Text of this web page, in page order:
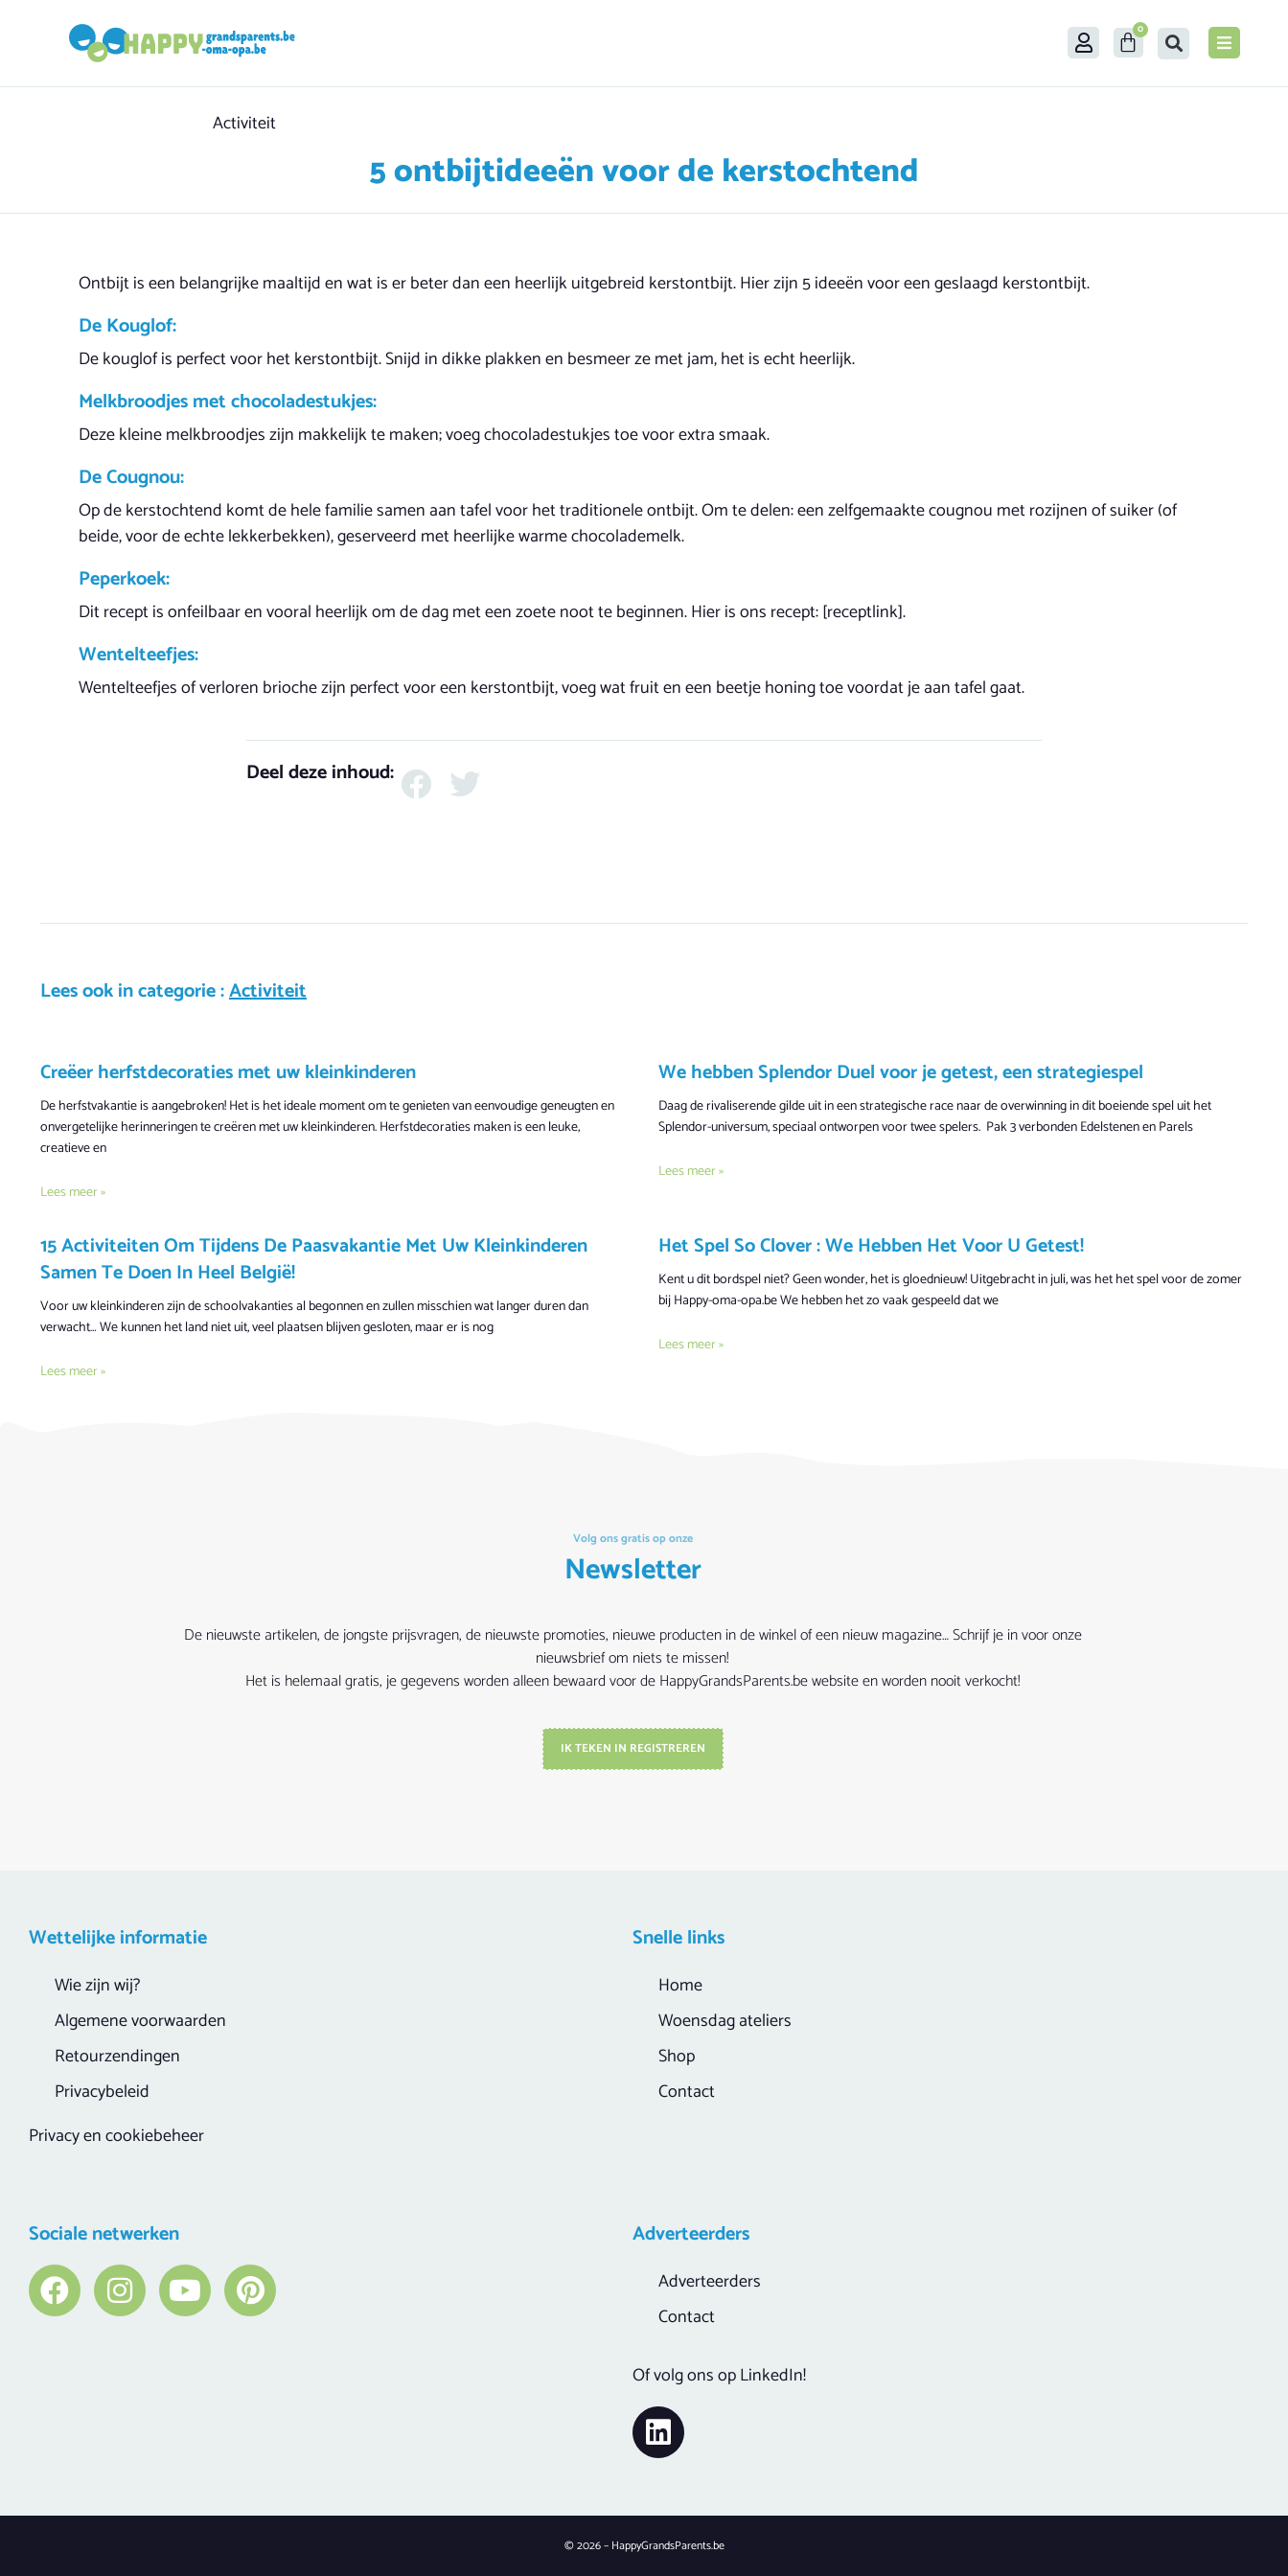
0
5 ontbijtideeën voor de kerstochtend
Category
Activiteit
Ontbijt is een belangrijke maaltijd en wat is er beter dan een heerlijk uitgebreid kerstontbijt. Hier zijn 5 ideeën voor een geslaagd kerstontbijt.
De Kouglof:
De kouglof is perfect voor het kerstontbijt. Snijd in dikke plakken en besmeer ze met jam, het is echt heerlijk.
Melkbroodjes met chocoladestukjes:
Deze kleine melkbroodjes zijn makkelijk te maken; voeg chocoladestukjes toe voor extra smaak.
De Cougnou:
Op de kerstochtend komt de hele familie samen aan tafel voor het traditionele ontbijt. Om te delen: een zelfgemaakte cougnou met rozijnen of suiker (of
beide, voor de echte lekkerbekken), geserveerd met heerlijke warme chocolademelk.
Peperkoek:
Dit recept is onfeilbaar en vooral heerlijk om de dag met een zoete noot te beginnen. Hier is ons recept: [receptlink].
Wentelteefjes:
Wentelteefjes of verloren brioche zijn perfect voor een kerstontbijt, voeg wat fruit en een beetje honing toe voordat je aan tafel gaat.
Deel deze inhoud:
Lees ook in categorie :Activiteit
Creëer herfstdecoraties met uw kleinkinderen
De herfstvakantie is aangebroken! Het is het ideale moment om te genieten van eenvoudige geneugten en
onvergetelijke herinneringen te creëren met uw kleinkinderen. Herfstdecoraties maken is een leuke,
creatieve en
Lees meer »
We hebben Splendor Duel voor je getest, een strategiespel
Daag de rivaliserende gilde uit in een strategische race naar de overwinning in dit boeiende spel uit het
Splendor-universum, speciaal ontworpen voor twee spelers. Pak 3 verbonden Edelstenen en Parels
Lees meer »
15 Activiteiten Om Tijdens De Paasvakantie Met Uw Kleinkinderen
Samen Te Doen In Heel België!
Voor uw kleinkinderen zijn de schoolvakanties al begonnen en zullen misschien wat langer duren dan
verwacht… We kunnen het land niet uit, veel plaatsen blijven gesloten, maar er is nog
Lees meer »
Het Spel So Clover : We Hebben Het Voor U Getest!
Kent u dit bordspel niet? Geen wonder, het is gloednieuw! Uitgebracht in juli, was het het spel voor de zomer
bij Happy-oma-opa.be We hebben het zo vaak gespeeld dat we
Lees meer »
Volg ons gratis op onze
Newsletter
De nieuwste artikelen, de jongste prijsvragen, de nieuwste promoties, nieuwe producten in de winkel of een nieuw magazine… Schrijf je in voor onze
nieuwsbrief om niets te missen!
Het is helemaal gratis, je gegevens worden alleen bewaard voor de HappyGrandsParents.be website en worden nooit verkocht!
IK TEKEN IN REGISTREREN
Wettelijke informatie
Wie zijn wij?
Algemene voorwaarden
Retourzendingen
Privacybeleid
Privacy en cookiebeheer
Snelle links
Home
Woensdag ateliers
Shop
Contact
Sociale netwerken Adverteerders
Adverteerders
Contact
Of volg ons op LinkedIn!
© 2026 – HappyGrandsParents.be